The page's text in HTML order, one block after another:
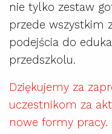
nie tylko zestaw
przede wszystkim
podejścia do
przedszkolu.
Dziękujemy za
uczestnikom za
nowe formy pracy.